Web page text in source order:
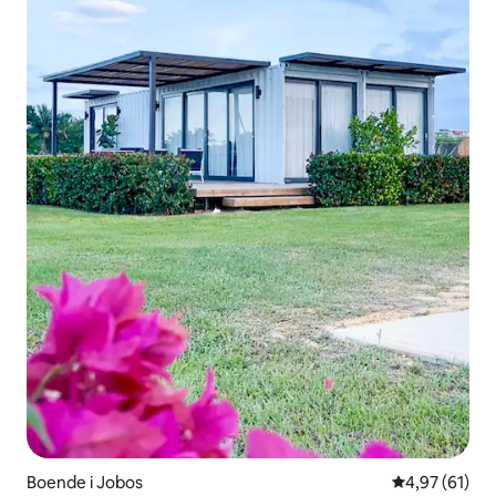
Boende i Jobos 4,97 av 5 i
4,97 (61)